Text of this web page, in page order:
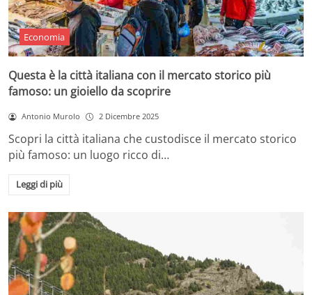
Economia
Questa è la città italiana con il mercato storico più
famoso: un gioiello da scoprire
Antonio Murolo 2 Dicembre 2025
Scopri la città italiana che custodisce il mercato storico
più famoso: un luogo ricco di…
Leggi di più